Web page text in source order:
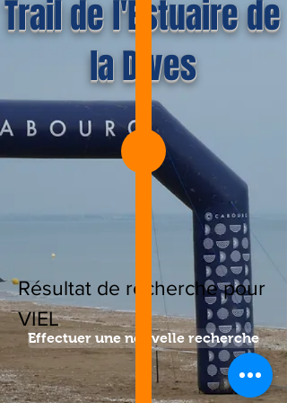
Trail de l'Estuaire de
la Dives
Résultat de recherche pour
VIEL
Effectuer une nouvelle recherche